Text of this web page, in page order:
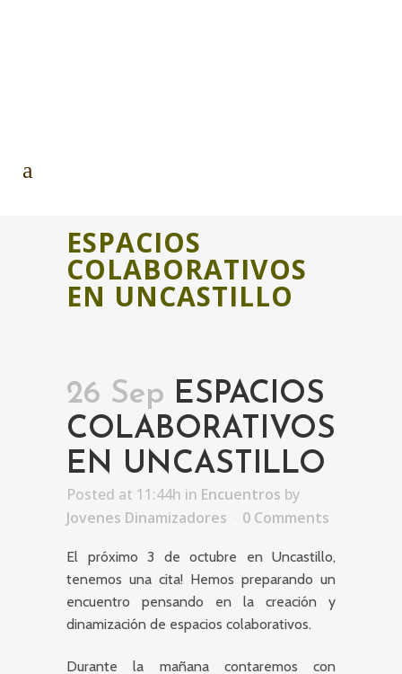
ESPACIOS
COLABORATIVOS
EN UNCASTILLO
26 Sep ESPACIOS
COLABORATIVOS
EN UNCASTILLO
Posted at 11:44h in Encuentros by
Jovenes Dinamizadores
0 Comments
El próximo 3 de octubre en Uncastillo,
tenemos una cita! Hemos preparando un
encuentro pensando en la creación y
dinamización de espacios colaborativos.
Durante la mañana contaremos con